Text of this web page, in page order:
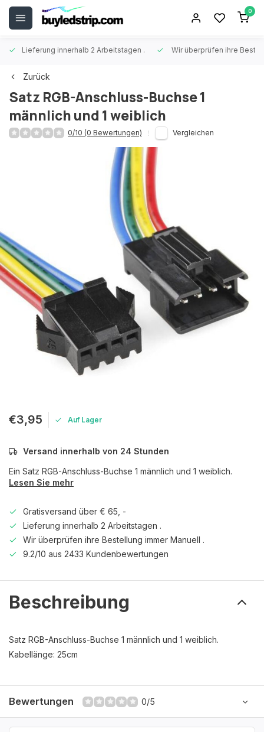
0
Lieferung innerhalb 2 Arbeitstagen . Wir überprüfen ihre
Zurück
Satz RGB-Anschluss-Buchse 1
männlich und 1 weiblich
0/10 (0 Bewertungen) Vergleichen
€3,95 Auf Lager
Versand innerhalb von 24 Stunden
Ein Satz RGB-Anschluss-Buchse 1 männlich und 1 weiblich.
Lesen Sie mehr
Gratisversand über € 65, -
Lieferung innerhalb 2 Arbeitstagen .
Wir überprüfen ihre Bestellung immer Manuell .
9.2/10 aus 2433 Kundenbewertungen
Beschreibung
Satz RGB-Anschluss-Buchse 1 männlich und 1 weiblich.
Kabellänge: 25cm
Bewertungen 0/5